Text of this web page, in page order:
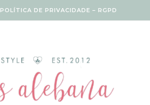
POLÍTICA DE PRIVACIDADE – RGPD